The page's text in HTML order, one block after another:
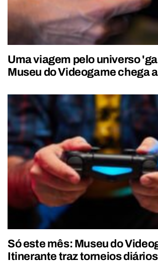
Uma viagem pelo universo
Museu do Videogame chega
Só este mês: Museu do
Itinerante traz torneios